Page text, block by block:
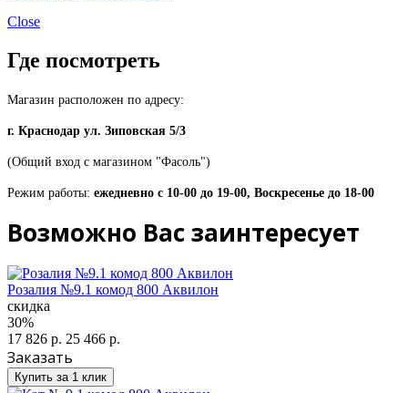
Close
Где посмотреть
Магазин расположен по адресу:
г. Краснодар ул. Зиповская 5/3
(Общий вход с магазином "Фасоль")
Режим работы: ежедневно с 10-00 до 19-00, Воскресенье до 18-00
Возможно Вас заинтересует
Розалия №9.1 комод 800 Аквилон
скидка
30%
17 826 р. 25 466 р.
Заказать
Купить за 1 клик